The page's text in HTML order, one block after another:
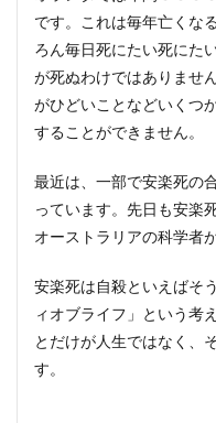
です。これは毎年亡くな
ろん毎日死にたい死にた
が死ぬわけではありませ
がひどいことなどいくつ
することができません。
最近は、一部で安楽死の
っています。先日も安楽
オーストラリアの科学者
安楽死は自殺といえばそ
ィオブライフ」という考
とだけが人生ではなく、
す。